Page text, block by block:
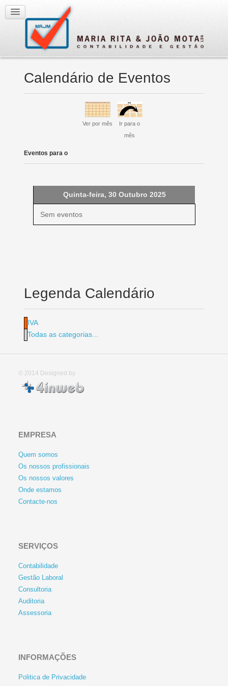
Calendário de Eventos
Ver por mês
Ir para o
mês
Eventos para o
Quinta-feira, 30 Outubro 2025
Sem eventos
Legenda Calendário
IVA
Todas as categorias...
© 2014 Designed by
EMPRESA
Quem somos
Os nossos profissionais
Os nossos valores
Onde estamos
Contacte-nos
SERVIÇOS
Contabilidade
Gestão Laboral
Consultoria
Auditoria
Assessoria
INFORMAÇÕES
Politica de Privacidade